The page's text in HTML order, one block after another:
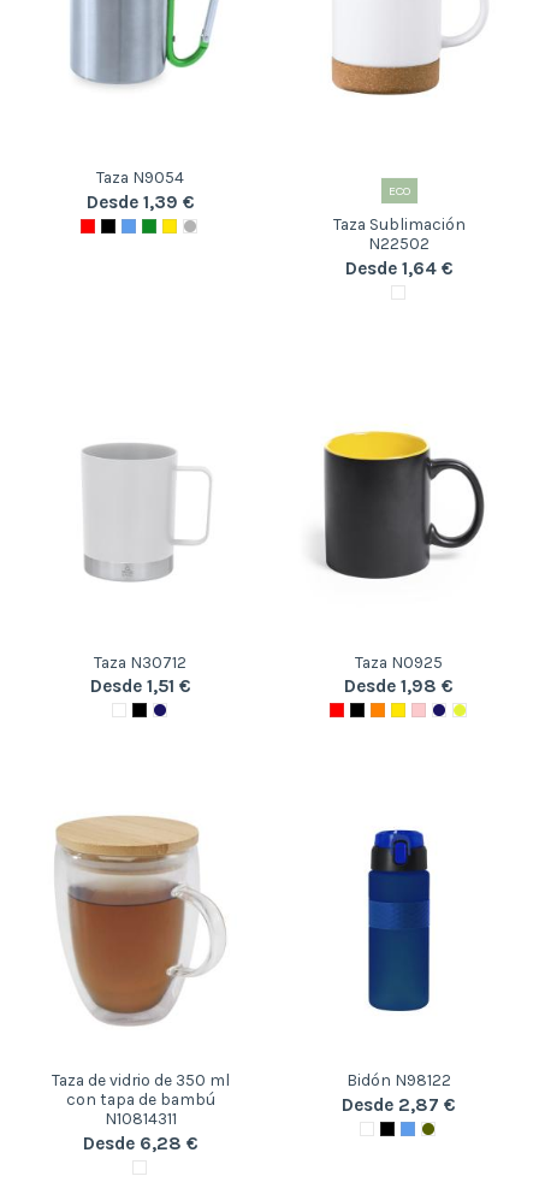
Taza N9054
Desde 1,39 €
ECO
Taza Sublimación
N22502
Desde 1,64 €
Taza N30712
Desde 1,51 €
Taza N0925
Desde 1,98 €
Taza de vidrio de 350 ml
con tapa de bambú
N10814311
Desde 6,28 €
Bidón N98122
Desde 2,87 €